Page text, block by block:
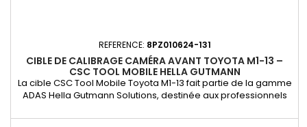
REFERENCE: 8PZ010624-131
CIBLE DE CALIBRAGE CAMÉRA AVANT TOYOTA M1-13 –
CSC TOOL MOBILE HELLA GUTMANN
La cible CSC Tool Mobile Toyota M1-13 fait partie de la gamme
ADAS Hella Gutmann Solutions, destinée aux professionnels
CSC Tool Mobile (ref. 8PD 010 624-001), elle assure une